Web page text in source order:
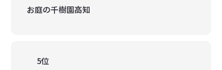
お庭の千樹園高知
5位